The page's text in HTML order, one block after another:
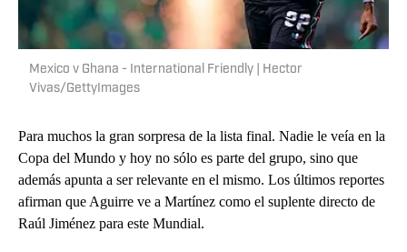
Mexico v Ghana - International Friendly | Hector
Vivas/GettyImages
Para muchos la gran sorpresa de la lista final. Nadie le veía en la
Copa del Mundo y hoy no sólo es parte del grupo, sino que
además apunta a ser relevante en el mismo. Los últimos reportes
afirman que Aguirre ve a Martínez como el suplente directo de
Raúl Jiménez para este Mundial.